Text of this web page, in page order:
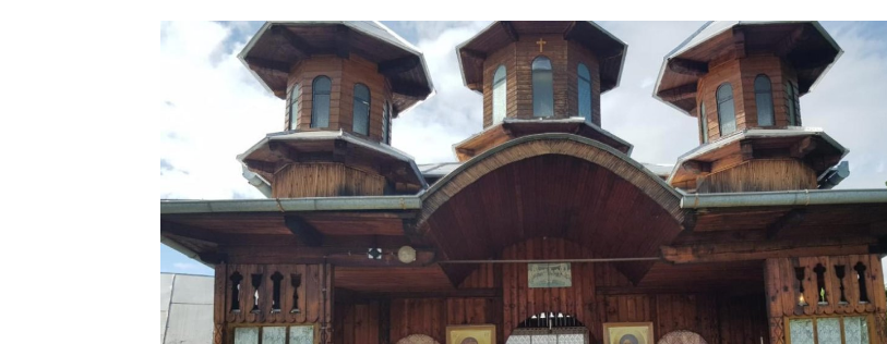
Octombrie Noiembrie Decembrie Ianuarie Februarie Martie Aprilie Mai